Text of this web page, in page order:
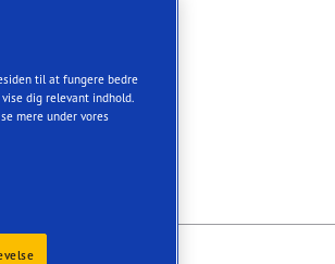
til at fungere bedre
dig relevant indhold.
mere under vores